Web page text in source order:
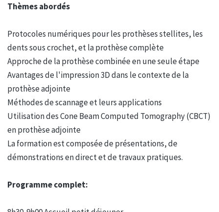
Thèmes abordés
Protocoles numériques pour les prothèses stellites, les
dents sous crochet, et la prothèse complète
Approche de la prothèse combinée en une seule étape
Avantages de l'impression 3D dans le contexte de la
prothèse adjointe
Méthodes de scannage et leurs applications
Utilisation des Cone Beam Computed Tomography (CBCT)
en prothèse adjointe
La formation est composée de présentations, de
démonstrations en direct et de travaux pratiques.
Programme complet: